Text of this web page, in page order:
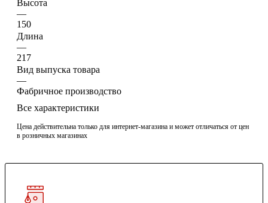
Высота
—
150
Длина
—
217
Вид выпуска товара
—
Фабричное производство
Все характеристики
Цена действительна только для интернет-магазина и может отличаться от цен
в розничных магазинах